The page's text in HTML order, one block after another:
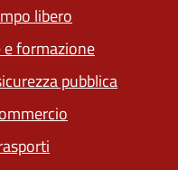
libero
e formazione
pubblica